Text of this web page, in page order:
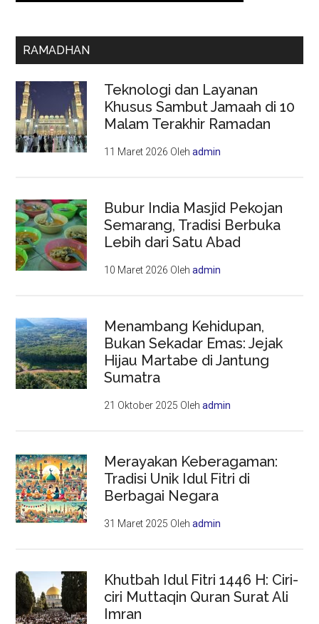
RAMADHAN
Teknologi dan Layanan
Khusus Sambut Jamaah di 10
Malam Terakhir Ramadan
11 Maret 2026 Olehadmin
Bubur India Masjid Pekojan
Semarang, Tradisi Berbuka
Lebih dari Satu Abad
10 Maret 2026 Olehadmin
Menambang Kehidupan,
Bukan Sekadar Emas: Jejak
Hijau Martabe di Jantung
Sumatra
21 Oktober 2025 Olehadmin
Merayakan Keberagaman:
Tradisi Unik Idul Fitri di
Berbagai Negara
31 Maret 2025 Olehadmin
Khutbah Idul Fitri 1446 H: Ciri-
ciri Muttaqin Quran Surat Ali
Imran